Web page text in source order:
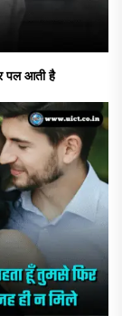
पल आती है